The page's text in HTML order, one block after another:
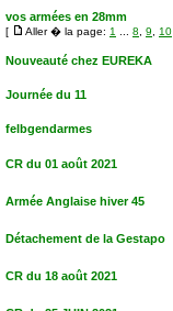
vos armées en 28mm
[ Aller � la page: 1 8 9 10
Nouveauté chez EUREKA
Journée du 11
felbgendarmes
CR du 01 août 2021
Armée Anglaise hiver 45
Détachement de la Gestapo
CR du 18 août 2021